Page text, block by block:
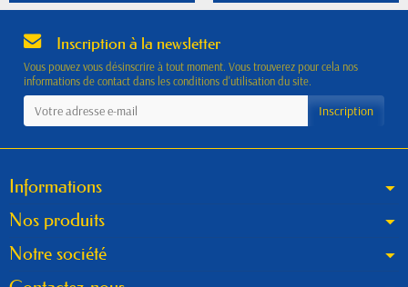
Inscription à la newsletter
Vous pouvez vous désinscrire à tout moment. Vous trouverez pour cela nos
informations de contact dans les conditions d'utilisation du site.
Informations
Nos produits
Notre société